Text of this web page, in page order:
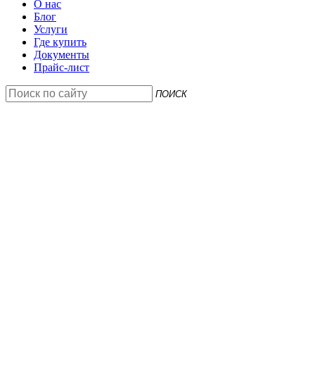
О нас
Блог
Услуги
Где купить
Документы
Прайс-лист
ПОИСК